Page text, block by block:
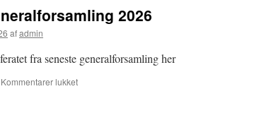
2026
afadmin
fra seneste generalforsamling her
Kommentarer lukkettil